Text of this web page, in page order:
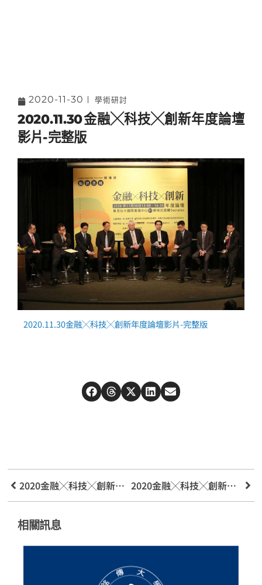
2020-11-30 學術研討
2020.11.30金融╳科技╳創新年度論壇
影片-完整版
2020.11.30金融╳科技╳創新年度論壇影片-完整版
2020金融╳科技╳創新年度論壇影片-精華版 2020金融╳科技╳創新年度論壇
相關訊息